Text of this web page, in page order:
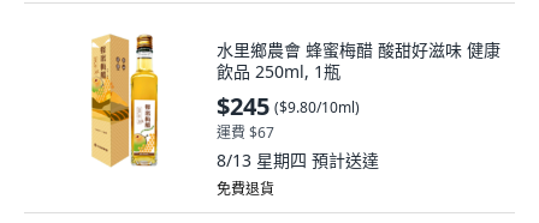
水里鄉農會 蜂蜜梅醋 酸甜好滋味 健康
飲品 250ml, 1瓶
$245 ($9.80/10ml)
運費 $67
8/13 星期四 預計送達
免費退貨